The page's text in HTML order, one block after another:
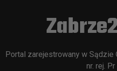
Portal zarejestrowany w Sądzie
nr. rej. Pr